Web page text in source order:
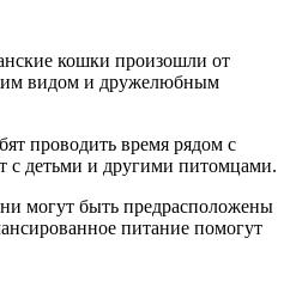
кошки произошли от
видом и дружелюбным
проводить время рядом с
с детьми и другими питомцами.
могут быть предрасположены
питание помогут